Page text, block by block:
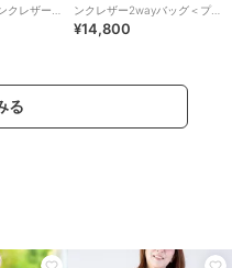
クレザー
長財布セ
ンクレザー2wayバッグ＜プレ
ミアム4点セット＞
¥14,800
る